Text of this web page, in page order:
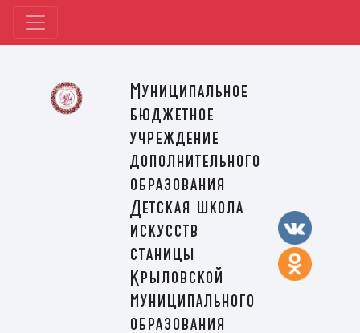
Муниципальное
бюджетное
учреждение
дополнительного
образования
Детская школа
искусств
станицы
Крыловской
муниципального
образования